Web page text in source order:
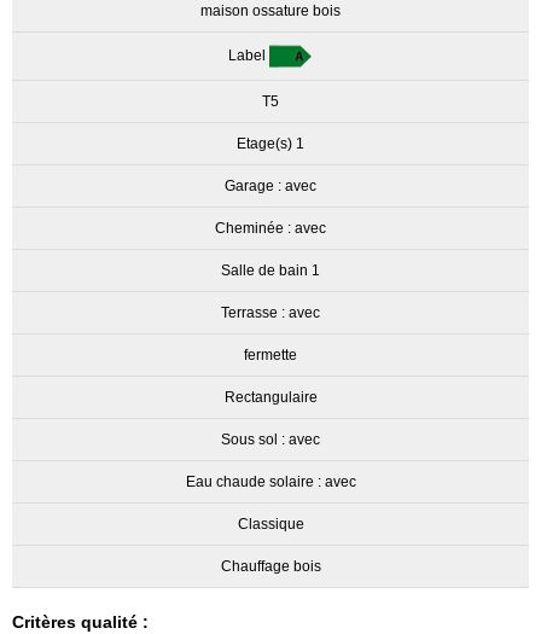
maison ossature bois
Label
T5
Etage(s) 1
Garage : avec
Cheminée : avec
Salle de bain 1
Terrasse : avec
fermette
Rectangulaire
Sous sol : avec
Eau chaude solaire : avec
Classique
Chauffage bois
Critères qualité :